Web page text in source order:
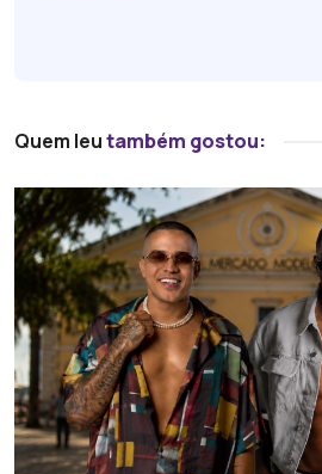
Quem leutambém gostou: